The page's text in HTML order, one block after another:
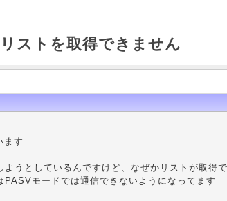
ストを取得できません
ます
うとしているんですけど、なぜかリストが取得
PASVモードでは通信できないようになってます